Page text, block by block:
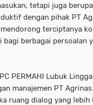
tetapi juga
dengan pihak PT
terciptanya
berbagai persoalan
PERMAHI Lubuk
manajemen PT
ruang dialog yang